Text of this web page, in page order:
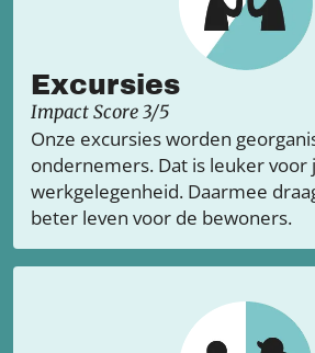
Excursies
Impact Score 3/5
Onze excursies worden
ondernemers. Dat is leuker voor
werkgelegenheid. Daarmee
beter leven voor de bewoners.